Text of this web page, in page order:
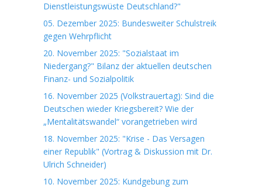
Dienstleistungswüste Deutschland?"
05. Dezember 2025: Bundesweiter Schulstreik
gegen Wehrpflicht
20. November 2025: "Sozialstaat im
Niedergang?" Bilanz der aktuellen deutschen
Finanz- und Sozialpolitik
16. November 2025 (Volkstrauertag): Sind die
Deutschen wieder Kriegsbereit? Wie der
„Mentalitätswandel“ vorangetrieben wird
18. November 2025: "Krise - Das Versagen
einer Republik" (Vortrag & Diskussion mit Dr.
Ulrich Schneider)
10. November 2025: Kundgebung zum